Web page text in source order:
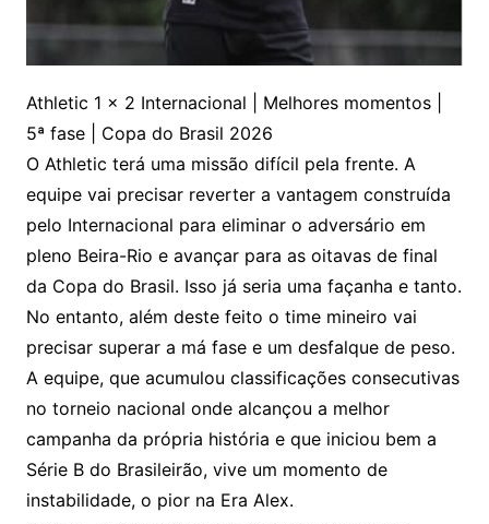
Athletic 1 x 2 Internacional | Melhores momentos |
5ª fase | Copa do Brasil 2026
O Athletic terá uma missão difícil pela frente. A
equipe vai precisar reverter a vantagem construída
pelo Internacional para eliminar o adversário em
pleno Beira-Rio e avançar para as oitavas de final
da Copa do Brasil. Isso já seria uma façanha e tanto.
No entanto, além deste feito o time mineiro vai
precisar superar a má fase e um desfalque de peso.
A equipe, que acumulou classificações consecutivas
no torneio nacional onde alcançou a melhor
campanha da própria história e que iniciou bem a
Série B do Brasileirão, vive um momento de
instabilidade, o pior na Era Alex.